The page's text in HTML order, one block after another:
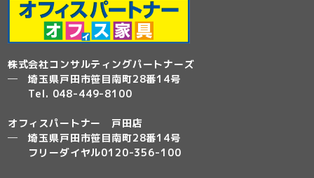
株式会社コンサルティングパートナーズ
─ 埼玉県戸田市笹目南町28番14号
Tel. 048-449-8100
オフィスパートナー 戸田店
─ 埼玉県戸田市笹目南町28番14号
フリーダイヤル0120-356-100